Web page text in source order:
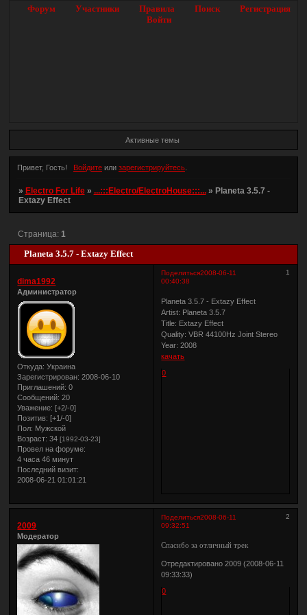
Форум Участники Правила Поиск
Регистрация
Войти
Активные темы
Привет, Гость! Войдитеили зарегистрируйтесь.
» Electro For Life » ...:::Electro/ElectroHouse:::... » Planeta 3.5.7 -
Extazy Effect
Planeta 3.5.7 - Extazy Effect
Страница: 1
Поделиться 1
2008-06-11
00:40:38
dima1992
Администратор
Откуда: Украина
Зарегистрирован: 2008-06-10
Приглашений: 0
Сообщений: 20
Уважение: [+2/-0]
Позитив: [+1/-0]
Пол: Мужской
Возраст: 34[1992-03-23]
Провел на форуме:
4 часа 46 минут
Последний визит:
2008-06-21 01:01:21
Planeta 3.5.7 - Extazy Effect
Artist: Planeta 3.5.7
Title: Extazy Effect
Quality: VBR 44100Hz Joint Stereo
Year: 2008
качать
0
Поделиться 2
2008-06-11
09:32:51
2009
Модератор
Спасибо за отличный трек
Отредактировано 2009 (2008-06-11
09:33:33)
0